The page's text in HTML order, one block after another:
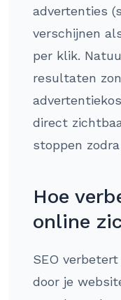
advertenties
verschijnen
per klik.
resultaten
direct
stoppen
Hoe
online
SEO
door je